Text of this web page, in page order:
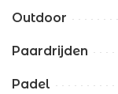
Outdoor
Paardrijden
Padel